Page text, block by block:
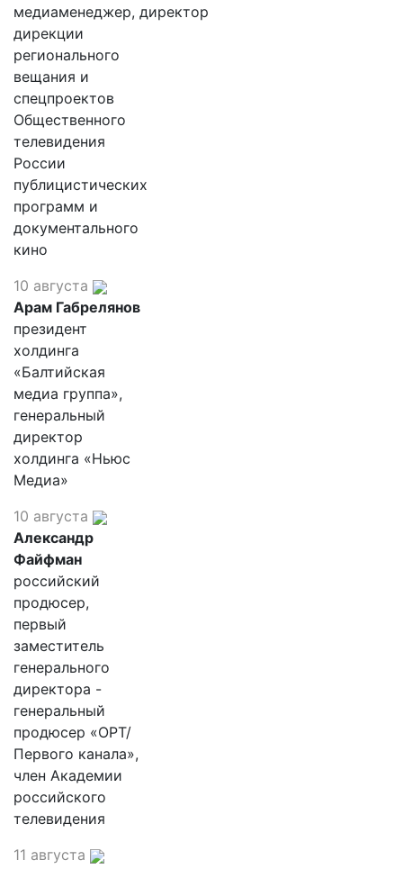
медиаменеджер, директор
дирекции
регионального
вещания и
спецпроектов
Общественного
телевидения
России
публицистических
программ и
документального
кино
10 августа
Арам Габрелянов
президент
холдинга
«Балтийская
медиа группа»,
генеральный
директор
холдинга «Ньюс
Медиа»
10 августа
Александр
Файфман
российский
продюсер,
первый
заместитель
генерального
директора -
генеральный
продюсер «ОРТ/
Первого канала»,
член Академии
российского
телевидения
11 августа